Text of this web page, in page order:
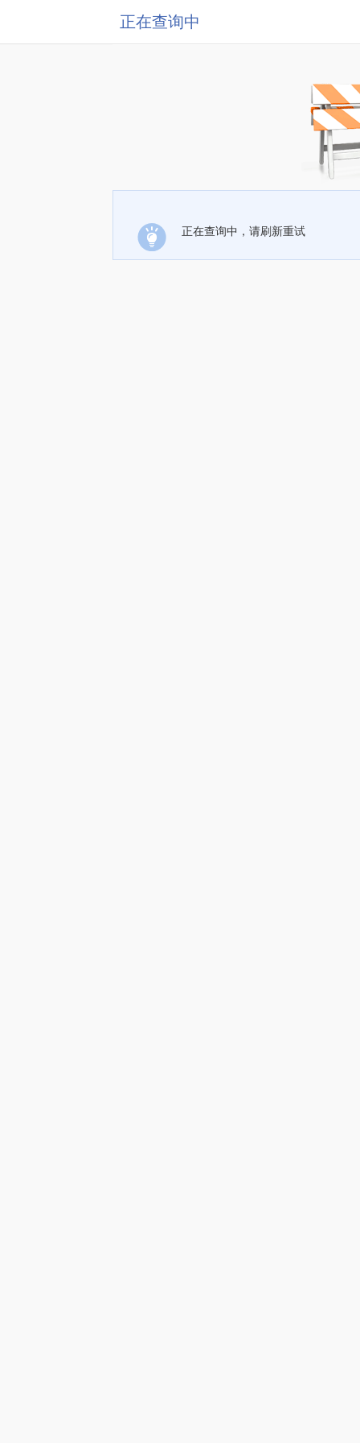
正在查询中
正在查询中，请刷新重试